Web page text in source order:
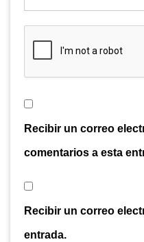
Recibir un correo
comentarios a esta
Recibir un correo
entrada.